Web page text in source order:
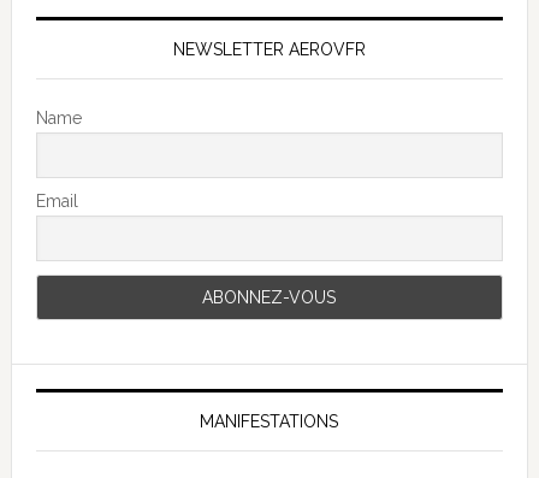
NEWSLETTER AEROVFR
Name
Email
MANIFESTATIONS